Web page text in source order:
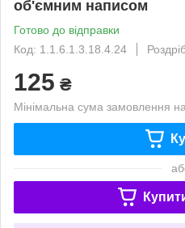
об'ємним написом
Готово до відправки
Код: 1.1.6.1.3.18.4.24
125 ₴
Мінімальна сума замовлення